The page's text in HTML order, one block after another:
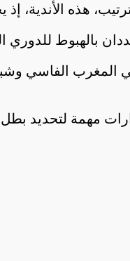
هذه الأندية،
بالهبوط للدوري
وهي المغرب
مهمة لتحديد